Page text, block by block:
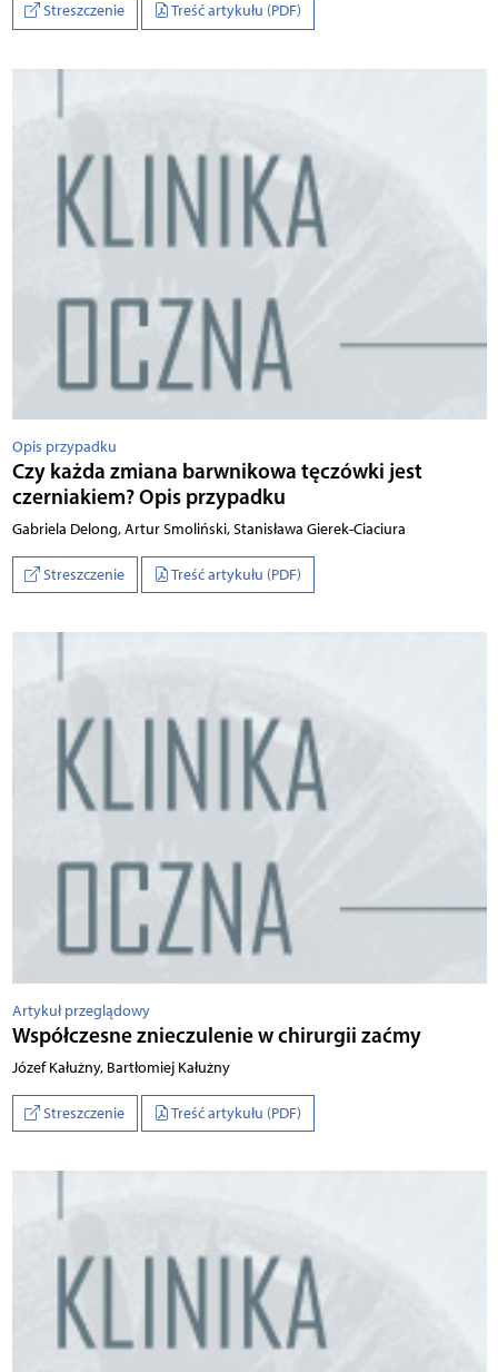
Streszczenie Treść artykułu (PDF)
Opis przypadku
Czy każda zmiana barwnikowa tęczówki jest
czerniakiem? Opis przypadku
Ga­brie­la De­lon­g, Ar­tur Smo­liń­ski, Sta­ni­sła­wa Gie­rek­-Ci­aci­ura
Streszczenie Treść artykułu (PDF)
Artykuł przeglądowy
Współczesne znieczulenie w chirurgii zaćmy
Jó­zef Ka­łuż­ny, Bar­tło­miej Ka­łuż­ny
Streszczenie Treść artykułu (PDF)